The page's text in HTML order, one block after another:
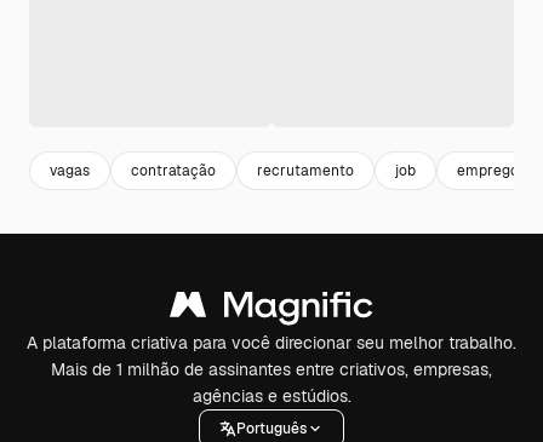
vagas contratação recrutamento job emprego
A plataforma criativa para você direcionar seu melhor trabalho.
Mais de 1 milhão de assinantes entre criativos, empresas,
agências e estúdios.
Português